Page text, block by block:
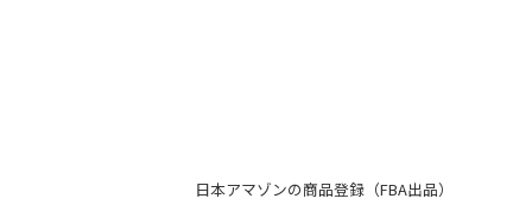
日本アマゾンの商品登録（FBA出品）